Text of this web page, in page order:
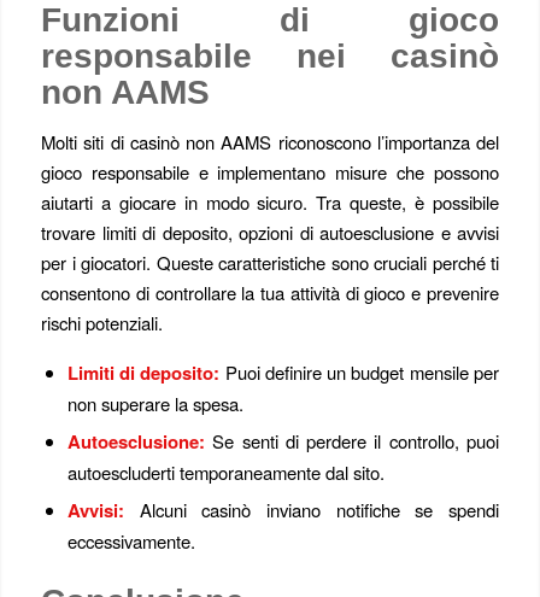
Funzioni di gioco
responsabile nei casinò
non AAMS
Molti siti di casinò non AAMS riconoscono l’importanza del
gioco responsabile e implementano misure che possono
aiutarti a giocare in modo sicuro. Tra queste, è possibile
trovare limiti di deposito, opzioni di autoesclusione e avvisi
per i giocatori. Queste caratteristiche sono cruciali perché ti
consentono di controllare la tua attività di gioco e prevenire
rischi potenziali.
Limiti di deposito: Puoi definire un budget mensile per
non superare la spesa.
Autoesclusione: Se senti di perdere il controllo, puoi
autoescluderti temporaneamente dal sito.
Avvisi: Alcuni casinò inviano notifiche se spendi
eccessivamente.